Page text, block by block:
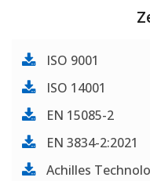
ISO 9001
ISO 14001
EN 15085-2
EN 3834-2:2021
Achilles